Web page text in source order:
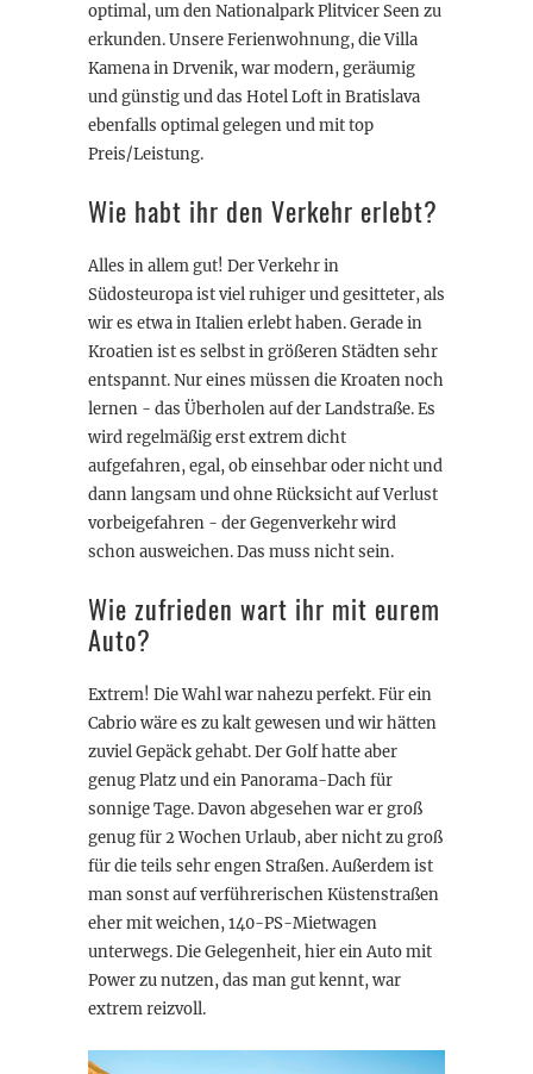
optimal, um den Nationalpark Plitvicer Seen zu
erkunden. Unsere Ferienwohnung, die Villa
Kamena in Drvenik, war modern, geräumig
und günstig und das Hotel Loft in Bratislava
ebenfalls optimal gelegen und mit top
Preis/Leistung.
Wie habt ihr den Verkehr erlebt?
Alles in allem gut! Der Verkehr in
Südosteuropa ist viel ruhiger und gesitteter, als
wir es etwa in Italien erlebt haben. Gerade in
Kroatien ist es selbst in größeren Städten sehr
entspannt. Nur eines müssen die Kroaten noch
lernen - das Überholen auf der Landstraße. Es
wird regelmäßig erst extrem dicht
aufgefahren, egal, ob einsehbar oder nicht und
dann langsam und ohne Rücksicht auf Verlust
vorbeigefahren - der Gegenverkehr wird
schon ausweichen. Das muss nicht sein.
Wie zufrieden wart ihr mit eurem
Auto?
Extrem! Die Wahl war nahezu perfekt. Für ein
Cabrio wäre es zu kalt gewesen und wir hätten
zuviel Gepäck gehabt. Der Golf hatte aber
genug Platz und ein Panorama-Dach für
sonnige Tage. Davon abgesehen war er groß
genug für 2 Wochen Urlaub, aber nicht zu groß
für die teils sehr engen Straßen. Außerdem ist
man sonst auf verführerischen Küstenstraßen
eher mit weichen, 140-PS-Mietwagen
unterwegs. Die Gelegenheit, hier ein Auto mit
Power zu nutzen, das man gut kennt, war
extrem reizvoll.